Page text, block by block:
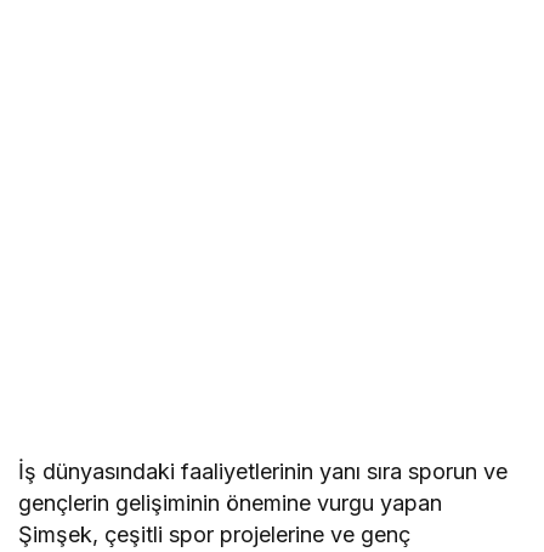
İş dünyasındaki faaliyetlerinin yanı sıra sporun ve
gençlerin gelişiminin önemine vurgu yapan
Şimşek, çeşitli spor projelerine ve genç